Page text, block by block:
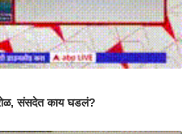
संसदेत काय घडलं?